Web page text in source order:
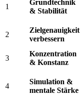
1
Grundtechnik
& Stabilität
2
Zielgenauigkeit
verbessern
3
Konzentration
& Konstanz
4
Simulation &
mentale Stärke